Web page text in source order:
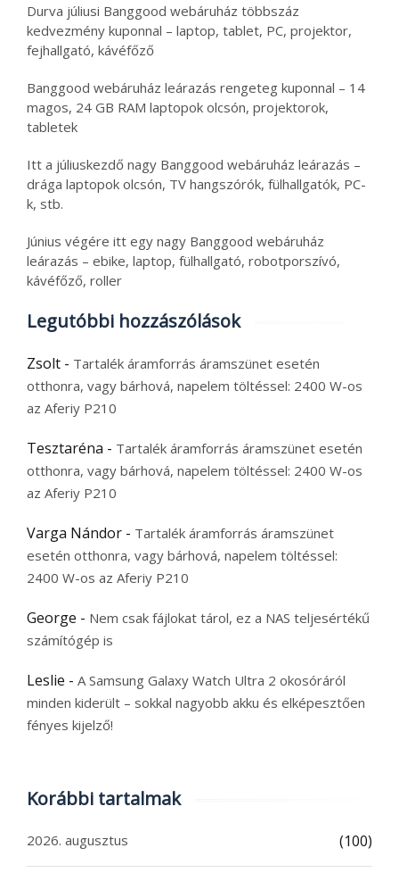
Durva júliusi Banggood webáruház többszáz
kedvezmény kuponnal – laptop, tablet, PC, projektor,
fejhallgató, kávéfőző
Banggood webáruház leárazás rengeteg kuponnal – 14
magos, 24 GB RAM laptopok olcsón, projektorok,
tabletek
Itt a júliuskezdő nagy Banggood webáruház leárazás –
drága laptopok olcsón, TV hangszórók, fülhallgatók, PC-
k, stb.
Június végére itt egy nagy Banggood webáruház
leárazás – ebike, laptop, fülhallgató, robotporszívó,
kávéfőző, roller
Legutóbbi hozzászólások
Zsolt - Tartalék áramforrás áramszünet esetén
otthonra, vagy bárhová, napelem töltéssel: 2400 W-os
az Aferiy P210
Tesztaréna - Tartalék áramforrás áramszünet esetén
otthonra, vagy bárhová, napelem töltéssel: 2400 W-os
az Aferiy P210
Varga Nándor - Tartalék áramforrás áramszünet
esetén otthonra, vagy bárhová, napelem töltéssel:
2400 W-os az Aferiy P210
George - Nem csak fájlokat tárol, ez a NAS teljesértékű
számítógép is
Leslie - A Samsung Galaxy Watch Ultra 2 okosóráról
minden kiderült – sokkal nagyobb akku és elképesztően
fényes kijelző!
Korábbi tartalmak
2026. augusztus (100)